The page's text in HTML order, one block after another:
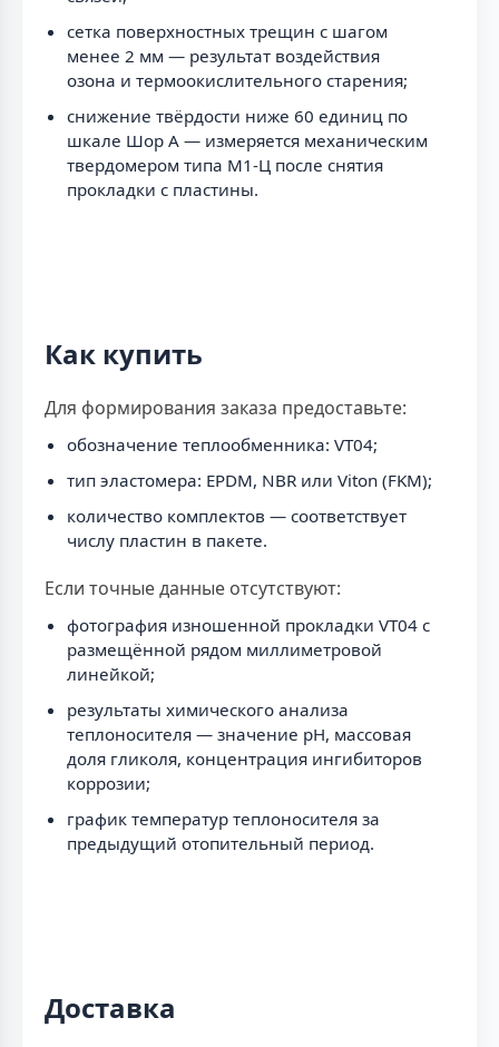
сетка поверхностных трещин с шагом
менее 2 мм — результат воздействия
озона и термоокислительного старения;
снижение твёрдости ниже 60 единиц по
шкале Шор А — измеряется механическим
твердомером типа М1-Ц после снятия
прокладки с пластины.
Как купить
Для формирования заказа предоставьте:
обозначение теплообменника: VT04;
тип эластомера: EPDM, NBR или Viton (FKM);
количество комплектов — соответствует
числу пластин в пакете.
Если точные данные отсутствуют:
фотография изношенной прокладки VT04 с
размещённой рядом миллиметровой
линейкой;
результаты химического анализа
теплоносителя — значение рН, массовая
доля гликоля, концентрация ингибиторов
коррозии;
график температур теплоносителя за
предыдущий отопительный период.
Доставка